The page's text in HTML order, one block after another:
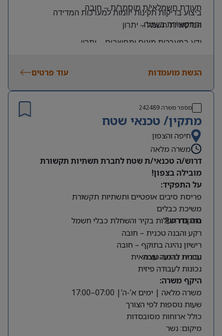
ביצוע בדיקות תקינות יזומות למערכות המדידה
והתקשורת בשטח.
תעודת חשמלאי/ת מוסמך/ת – חובה
הנדסאי/ת חשמל– יתרון
ידע במערכות מונים ומחשבים יתרון
היקף משרה:
משרה מלאה | ימים: א’-ה’ | שעות: 8:00–17:00
תנאים:
רכב צמוד וטלפון סלולרי
שכר גבוה
מיקום: קדימה צורן
הגשת מועמדות עוד פרטים
מספר משרה242489
מתקין/ טכנאי שטח
חיפה והצפון
משרה מלאה
דרוש/ה טכנאי/ת שטח לחברת תשתיות תקשורת
מובילה בצפון!
על התפקיד:
פריסת סיבים אופטיים ותשתיות תקשורת
משיכת כבלים
התקנת תעלות בקיר והשחלת כבלי חשמל
מה נדרש?
רקע והבנה טכנית – חובה
רישיון נהיגה בתוקף – חובה
עברית ברמה טובה
נכונות להגעה עצמאית
נכונות לעבודה פיזית
היקף משרה:
משרה מלאה | ימים א’-ה’| 07:00–17:00
שעות נוספות לפי הצורך
כולל ארוחות מסובסדות
מיקום: נשר